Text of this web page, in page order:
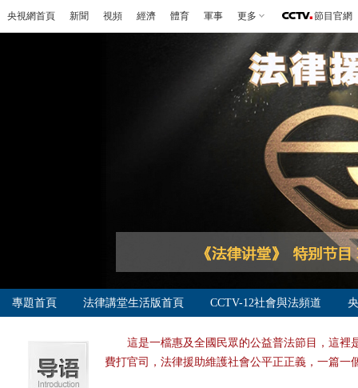
央視網首頁 新聞 視頻 經濟 體育 軍事 更多 節目官網
專題首頁 法律講堂生活版首頁 CCTV-12社會與法頻道
這是一檔惠及全國民眾的公益普法節目，這
費打官司，法律援助維護社會公平正正義，一篇